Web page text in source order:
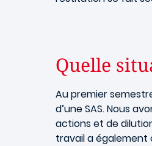
Quelle
Au premier
d’une SAS. Nous
actions et de
travail a également